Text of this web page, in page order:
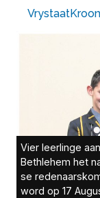
VrystaatKroon
Vier leerlinge
Bethlehem het
se
word op 17